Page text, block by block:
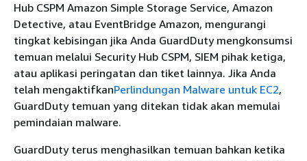
Hub CSPM Amazon Simple Storage Service, Amazon
Detective, atau EventBridge Amazon, mengurangi
tingkat kebisingan jika Anda GuardDuty mengkonsumsi
temuan melalui Security Hub CSPM, SIEM pihak ketiga,
atau aplikasi peringatan dan tiket lainnya. Jika Anda
telah mengaktifkanPerlindungan Malware untuk EC2,
GuardDuty temuan yang ditekan tidak akan memulai
pemindaian malware.
GuardDuty terus menghasilkan temuan bahkan ketika